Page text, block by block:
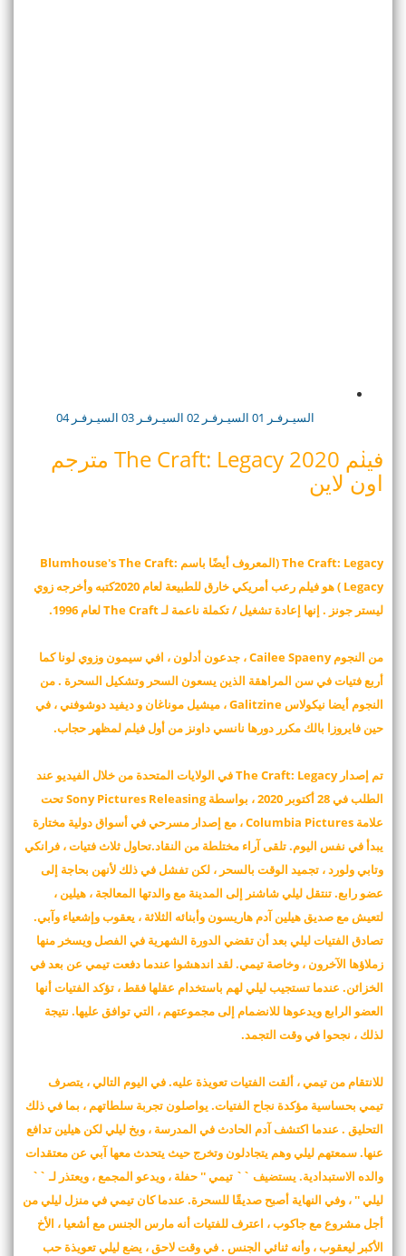
السيـرفـر 01 السيـرفـر 02 السيـرفـر 03 السيـرفـر 04
فيلم The Craft: Legacy 2020 مترجم
اون لاين
The Craft: Legacy (المعروف أيضًا باسم Blumhouse's The Craft:
Legacy ) هو فيلم رعب أمريكي خارق للطبيعة لعام 2020كتبه وأخرجه زوي
ليستر جونز . إنها إعادة تشغيل / تكملة ناعمة لـ The Craft لعام 1996.
من النجوم Cailee Spaeny ، جدعون أدلون ، افي سيمون وزوي لونا كما
أربع فتيات في سن المراهقة الذين يسعون السحر وتشكيل السحرة . من
النجوم أيضا نيكولاس Galitzine ، ميشيل موناغان و ديفيد دوشوفني ، في
حين فايروزا بالك مكرر دورها نانسي داونز من أول فيلم لمظهر حجاب.
تم إصدار The Craft: Legacy في الولايات المتحدة من خلال الفيديو عند
الطلب في 28 أكتوبر 2020 ، بواسطة Sony Pictures Releasing تحت
علامة Columbia Pictures ، مع إصدار مسرحي في أسواق دولية مختارة
يبدأ في نفس اليوم. تلقى آراء مختلطة من النقاد.تحاول ثلاث فتيات ، فرانكي
وتابي ولورد ، تجميد الوقت بالسحر ، لكن تفشل في ذلك لأنهن بحاجة إلى
عضو رابع. تنتقل ليلي شاشنر إلى المدينة مع والدتها المعالجة ، هيلين ،
لتعيش مع صديق هيلين آدم هاريسون وأبنائه الثلاثة ، يعقوب وإشعياء وآبي.
تصادق الفتيات ليلي بعد أن تقضي الدورة الشهرية في الفصل ويسخر منها
زملاؤها الآخرون ، وخاصة تيمي. لقد اندهشوا عندما دفعت تيمي عن بعد في
الخزائن. عندما تستجيب ليلي لهم باستخدام عقلها فقط ، تؤكد الفتيات أنها
العضو الرابع ويدعوها للانضمام إلى مجموعتهم ، التي توافق عليها. نتيجة
لذلك ، نجحوا في وقت التجمد.
للانتقام من تيمي ، ألقت الفتيات تعويذة عليه. في اليوم التالي ، يتصرف
تيمي بحساسية مؤكدة نجاح الفتيات. يواصلون تجربة سلطاتهم ، بما في ذلك
التحليق . عندما اكتشف آدم الحادث في المدرسة ، وبخ ليلي لكن هيلين تدافع
عنها. سمعتهم ليلي وهم يتجادلون وتخرج حيث يتحدث معها آبي عن معتقدات
والده الاستبدادية. يستضيف `` تيمي '' حفلة ، ويدعو المجمع ، ويعتذر لـ ``
ليلي '' ، وفي النهاية أصبح صديقًا للسحرة. عندما كان تيمي في منزل ليلي من
أجل مشروع مع جاكوب ، اعترف للفتيات أنه مارس الجنس مع أشعيا ، الأخ
الأكبر ليعقوب ، وأنه ثنائي الجنس . في وقت لاحق ، يضع ليلي تعويذة حب